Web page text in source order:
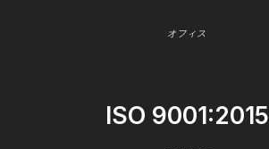
オフィス
ISO 9001:2015